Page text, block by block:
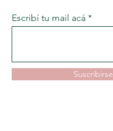
Escribí tu mail acá
Suscribirse